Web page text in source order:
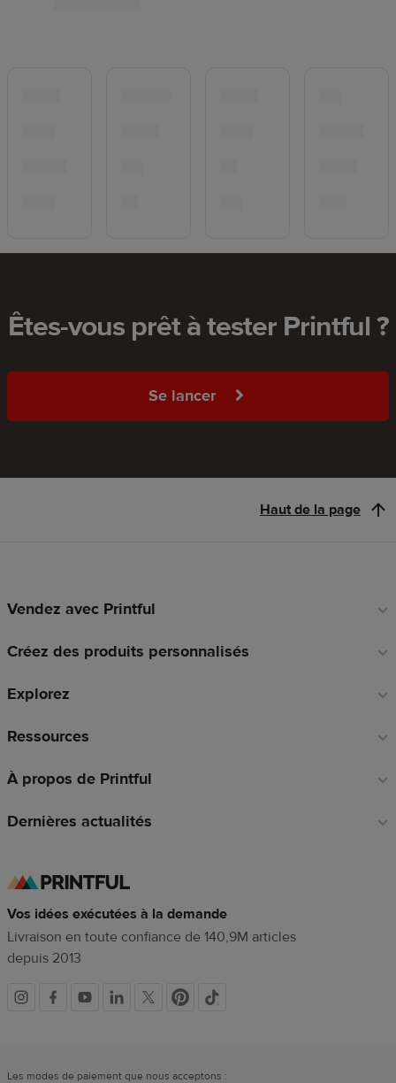
Êtes-vous prêt à tester Printful ?
Se lancer
Haut de la page
Liens
pied
page
Vendez avec Printful
Créez des produits personnalisés
Explorez
Ressources
À propos de Printful
Dernières actualités
Vos idées exécutées à la demande
Livraison en toute confiance de 140,9M articles
depuis 2013
Liens
Les modes de paiement que nous acceptons :